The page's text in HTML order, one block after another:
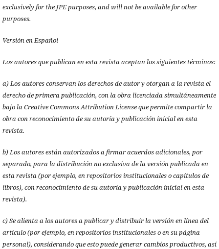
exclusively for the JPE purposes, and will not be available for other
purposes.
Versión en Español
Los autores que publican en esta revista aceptan los siguientes términos:
a) Los autores conservan los derechos de autor y otorgan a la revista el
derecho de primera publicación, con la obra licenciada simultáneamente
bajo la Creative Commons Attribution License que permite compartir la
obra con reconocimiento de su autoría y publicación inicial en esta
revista.
b) Los autores están autorizados a firmar acuerdos adicionales, por
separado, para la distribución no exclusiva de la versión publicada en
esta revista (por ejemplo, en repositorios institucionales o capítulos de
libros), con reconocimiento de su autoría y publicación inicial en esta
revista).
c) Se alienta a los autores a publicar y distribuir la versión en línea del
artículo (por ejemplo, en repositorios institucionales o en su página
personal), considerando que esto puede generar cambios productivos, así